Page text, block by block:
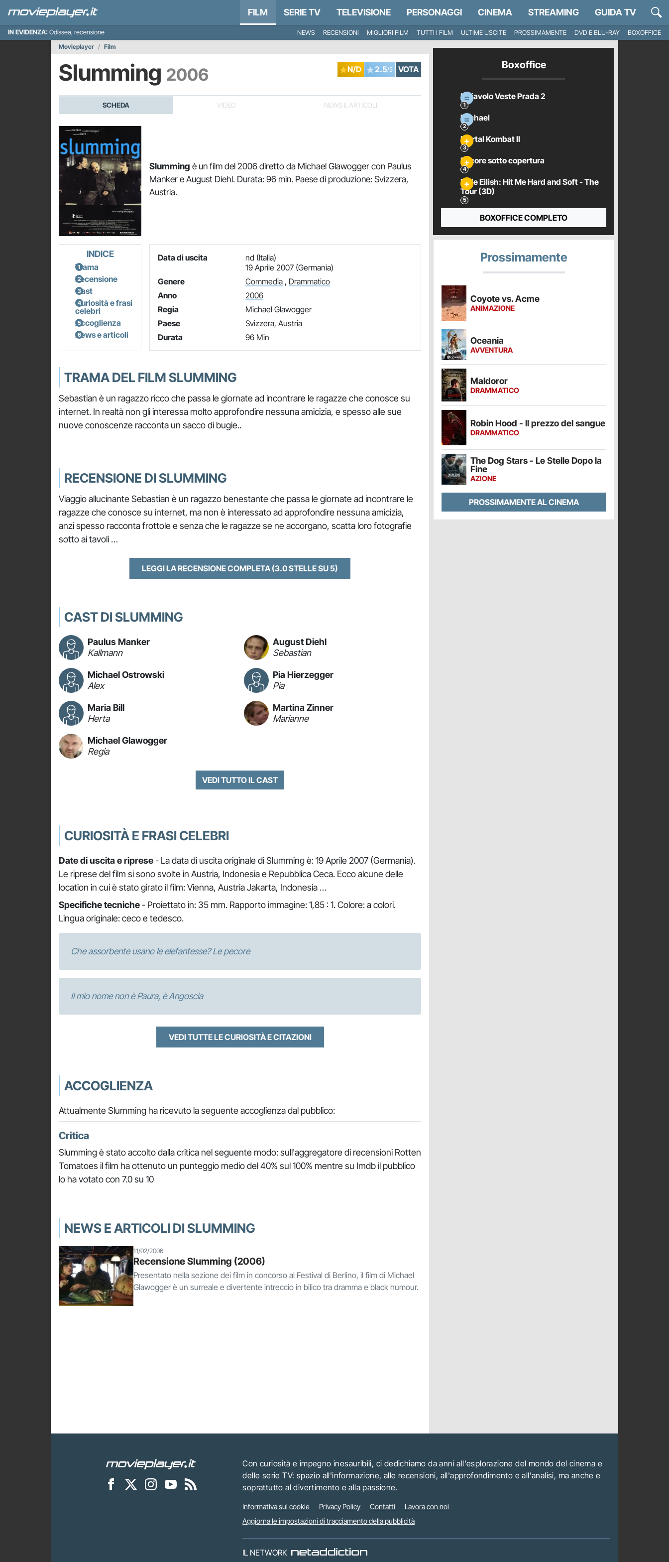
FILM SERIE TV TELEVISIONE PERSONAGGI CINEMA STREAMING GUIDA TV
IN EVIDENZA: Odissea, recensione NEWS RECENSIONI MIGLIORI FILM TUTTI I FILM ULTIME USCITE PROSSIMAMENTE DVD E BLU-RAY
BOXOFFICE
Movieplayer
Film
Slumming 2006 N/D 2.5/5 VOTA
SCHEDA VIDEO NEWS E ARTICOLI
Slumming è un film del 2006 diretto da Michael Glawogger con Paulus
Manker e August Diehl. Durata: 96 min. Paese di produzione: Svizzera,
Austria.
INDICE
Trama
Recensione
Cast
Curiosità e frasi
celebri
Accoglienza
News e articoli
Data di uscita
nd (Italia)
19 Aprile 2007 (Germania)
Genere
Commedia , Drammatico
Anno
2006
Regia
Michael Glawogger
Paese
Svizzera, Austria
Durata
96 Min
TRAMA DEL FILM SLUMMING
Sebastian è un ragazzo ricco che passa le giornate ad incontrare le ragazze che conosce su
internet. In realtà non gli interessa molto approfondire nessuna amicizia, e spesso alle sue
nuove conoscenze racconta un sacco di bugie..
RECENSIONE DI SLUMMING
Viaggio allucinante Sebastian è un ragazzo benestante che passa le giornate ad incontrare le
ragazze che conosce su internet, ma non è interessato ad approfondire nessuna amicizia,
anzi spesso racconta frottole e senza che le ragazze se ne accorgano, scatta loro fotografie
sotto ai tavoli …
LEGGI LA RECENSIONE COMPLETA(3.0 STELLE SU 5)
CAST DI SLUMMING
Paulus Manker
Kallmann
August Diehl
Sebastian
Michael Ostrowski
Alex
Pia Hierzegger
Pia
Maria Bill
Herta
Martina Zinner
Marianne
Michael Glawogger
Regia
VEDI TUTTO IL CAST
CURIOSITÀ E FRASI CELEBRI
Date di uscita e riprese- La data di uscita originale di Slumming è: 19 Aprile 2007 (Germania).
Le riprese del film si sono svolte in Austria, Indonesia e Repubblica Ceca. Ecco alcune delle
location in cui è stato girato il film: Vienna, Austria Jakarta, Indonesia …
Specifiche tecniche- Proiettato in: 35 mm. Rapporto immagine: 1,85 : 1. Colore: a colori.
Lingua originale: ceco e tedesco.
Che assorbente usano le elefantesse? Le pecore
Il mio nome non è Paura, è Angoscia
VEDI TUTTE LE CURIOSITÀ E CITAZIONI
ACCOGLIENZA
Attualmente Slumming ha ricevuto la seguente accoglienza dal pubblico:
Critica
Slumming è stato accolto dalla critica nel seguente modo: sull'aggregatore di recensioni Rotten
Tomatoes il film ha ottenuto un punteggio medio del 40% sul 100% mentre su Imdb il pubblico
lo ha votato con 7.0 su 10
NEWS E ARTICOLI DI SLUMMING
11/02/2006
Recensione Slumming (2006)
Presentato nella sezione dei film in concorso al Festival di Berlino, il film di Michael
Glawogger è un surreale e divertente intreccio in bilico tra dramma e black humour.
Boxoffice
Il Diavolo Veste Prada 2
Michael
Mortal Kombat II
Pecore sotto copertura
Billie Eilish: Hit Me Hard and Soft - The
Tour (3D)
BOXOFFICE COMPLETO
Prossimamente
Coyote vs. Acme
ANIMAZIONE
Oceania
AVVENTURA
Maldoror
DRAMMATICO
Robin Hood - Il prezzo del sangue
DRAMMATICO
The Dog Stars - Le Stelle Dopo la
Fine
AZIONE
PROSSIMAMENTE AL CINEMA
Con curiosità e impegno inesauribili, ci dedichiamo da anni all'esplorazione del mondo del cinema e
delle serie TV: spazio all'informazione, alle recensioni, all'approfondimento e all'analisi, ma anche e
soprattutto al divertimento e alla passione.
Informativa sui cookie Privacy Policy Contatti
Lavora con noi
Aggiorna le impostazioni di tracciamento della pubblicità
IL NETWORK